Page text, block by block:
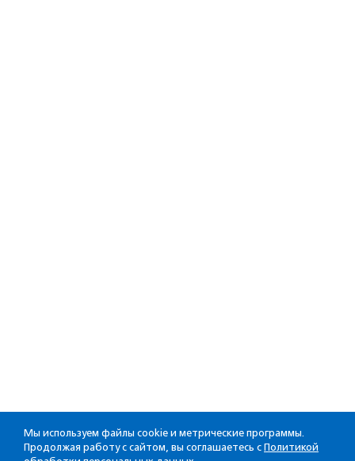
Мы используем файлы cookie и метрические программы.
Продолжая работу с сайтом, вы соглашаетесь с Политикой